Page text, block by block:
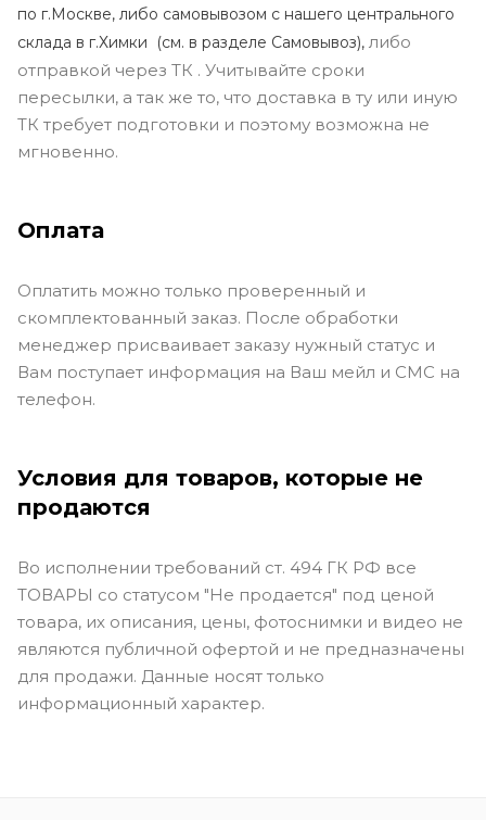
по г.Москве, либо самовывозом с нашего центрального
склада в г.Химки (см. в разделе Самовывоз), либо
отправкой через ТК . Учитывайте сроки
пересылки, а так же то, что доставка в ту или иную
ТК требует подготовки и поэтому возможна не
мгновенно.
Оплата
Оплатить можно только проверенный и
скомплектованный заказ. После обработки
менеджер присваивает заказу нужный статус и
Вам поступает информация на Ваш мейл и СМС на
телефон.
Условия для товаров, которые не
продаются
Во исполнении требований ст. 494 ГК РФ все
ТОВАРЫ со статусом "Не продается" под ценой
товара, их описания, цены, фотоснимки и видео не
являются публичной офертой и не предназначены
для продажи. Данные носят только
информационный характер.